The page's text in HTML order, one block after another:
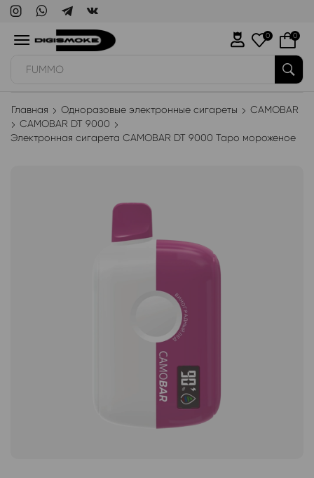
WAKA
0 0
Главная Одноразовые электронные сигареты
CAMOBAR
CAMOBAR DT 9000
Электронная сигарета CAMOBAR DT 9000 Таро мороженое